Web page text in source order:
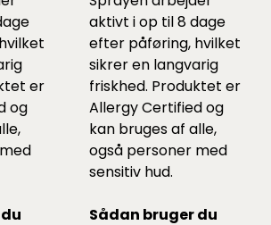
er
og
aktivt i op til 8 dage
efter påføring, hvilket
sikrer en langvarig
friskhed. Produktet er
Allergy Certified og
kan bruges af alle,
også personer med
sensitiv hud.
Sådan bruger du